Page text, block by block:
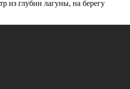
из глубин лагуны, на берегу